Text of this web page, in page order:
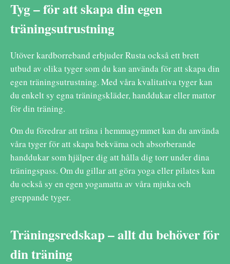
Tyg – för att skapa din egen
träningsutrustning
Utöver kardborreband erbjuder Rusta också ett brett
utbud av olika tyger som du kan använda för att skapa din
egen träningsutrustning. Med våra kvalitativa tyger kan
du enkelt sy egna träningskläder, handdukar eller mattor
för din träning.
Om du föredrar att träna i hemmagymmet kan du använda
våra tyger för att skapa bekväma och absorberande
handdukar som hjälper dig att hålla dig torr under dina
träningspass. Om du gillar att göra yoga eller pilates kan
du också sy en egen yogamatta av våra mjuka och
greppande tyger.
Träningsredskap – allt du behöver för
din träning